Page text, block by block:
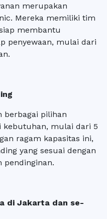
merupakan
Mereka memiliki tim
membantu
penyewaan, mulai dari
berbagai pilihan
kebutuhan, mulai dari 5
ragam kapasitas ini,
yang sesuai dengan
pendinginan.
di Jakarta dan se-